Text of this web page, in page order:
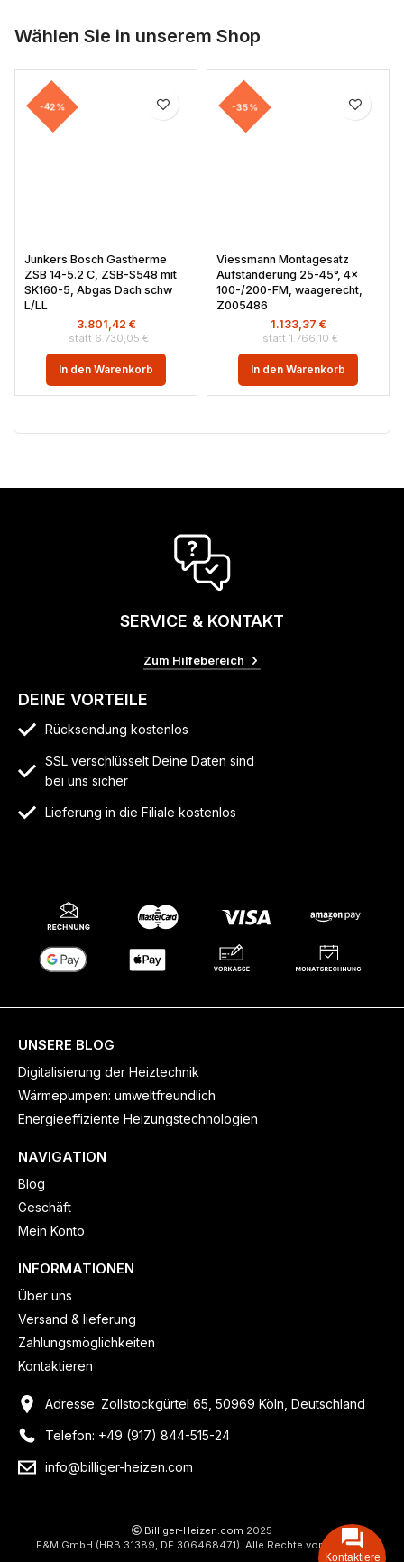
Wählen Sie in unserem Shop
-42%
Junkers Bosch Gastherme
ZSB 14-5.2 C, ZSB-S548 mit
SK160-5, Abgas Dach schw
L/LL
6.730,05 €
3.801,42 €
In den Warenkorb
-35%
Viessmann Montagesatz
Aufständerung 25-45°, 4x
100-/200-FM, waagerecht,
Z005486
1.766,10 €
1.133,37 €
In den Warenkorb
SERVICE & KONTAKT
Zum Hilfebereich
DEINE VORTEILE
Rücksendung kostenlos
SSL verschlüsselt Deine Daten sind
bei uns sicher
Lieferung in die Filiale kostenlos
UNSERE BLOG
Digitalisierung der Heiztechnik
Wärmepumpen: umweltfreundlich
Energieeffiziente Heizungstechnologien
NAVIGATION
Blog
Geschäft
Mein Konto
INFORMATIONEN
Über uns
Versand & lieferung
Zahlungsmöglichkeiten
Kontaktieren
Adresse: Zollstockgürtel 65, 50969 Köln, Deutschland
Telefon: +49 (917) 844-515-24
info@billiger-heizen.com
Billiger-Heizen.com 2025
F&M GmbH (HRB 31389, DE 306468471). Alle Rechte vorbehalten.
Kontaktiere